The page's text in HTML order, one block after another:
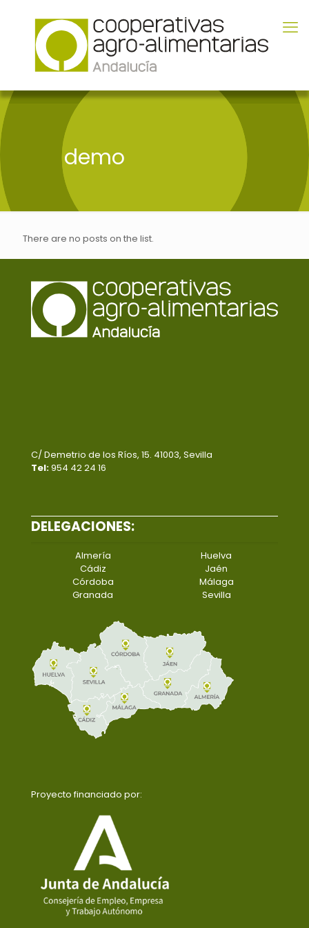
demo
There are no posts on the list.
C/ Demetrio de los Ríos, 15. 41003, Sevilla
Tel:954 42 24 16
DELEGACIONES:
Almería
Cádiz
Córdoba
Granada
Huelva
Jaén
Málaga
Sevilla
Proyecto financiado por: